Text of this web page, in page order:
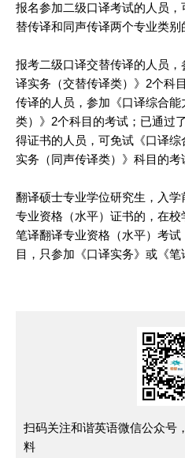
报名参加二级口译考试的人员
替传译和同声传译两个专业类别
报考二级口译交替传译的人员
译实务（交替传译类）》2个科
传译的人员，参加《口译综合
类）》2个科目的考试；已通过
得证书的人员，可免试《口译
实务（同声传译类）》科目的考
翻译硕士专业学位研究生，入
专业资格（水平）证书的，在校
笔译翻译专业资格（水平）考
目，只参加《口译实务》或《笔
扫码关注和谐英语微信公众号
料